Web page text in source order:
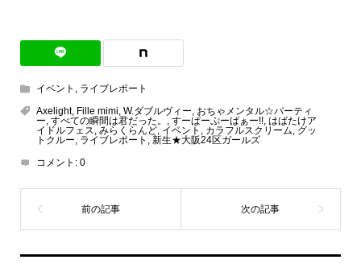
イベント , ライブレポート
Axelight, Fille mimi, W.ダブルヴィー, おちゃメンタル☆パーティ
ー, すべての瞬間は君だった。 , すーぱーぷーばぁー!!, はばたけア
イドルフェス, みらくらんど, イベント , カラフルスクリーム, グッ
トクルー, ライブレポート , 新生★大阪24区ガールズ
コメント: 0